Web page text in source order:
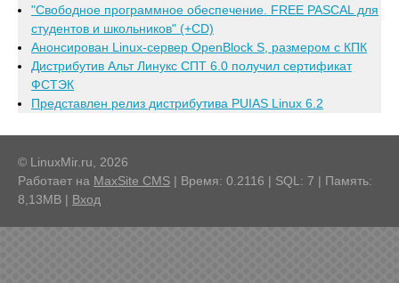
"Свободное программное обеспечение. FREE PASCAL для
студентов и школьников" (+CD)
Анонсирован Linux-сервер OpenBlock S, размером с КПК
Дистрибутив Альт Линукс СПТ 6.0 получил сертификат
ФСТЭК
Представлен релиз дистрибутива PUIAS Linux 6.2
© LinuxMir.ru, 2026
Работает на MaxSite CMS | Время: 0.2116 | SQL: 7 | Память:
8,13MB | Вход